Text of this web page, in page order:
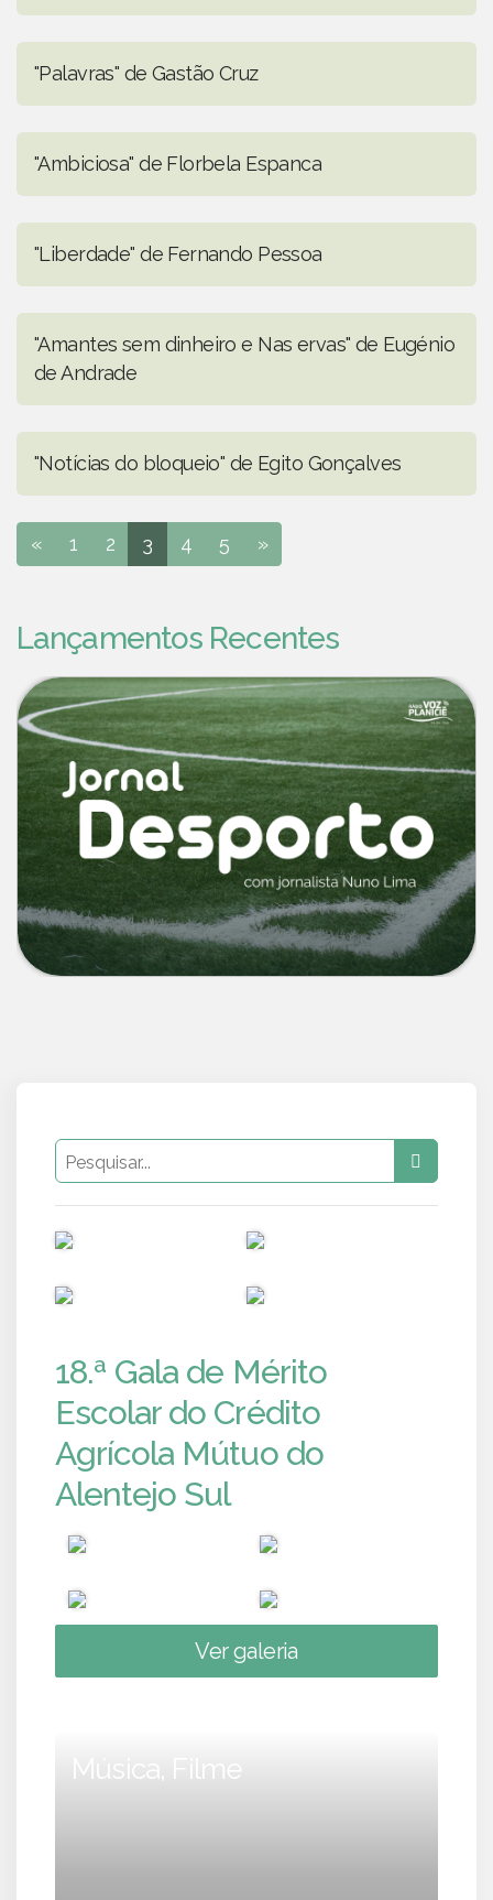
"Palavras" de Gastão Cruz
"Ambiciosa" de Florbela Espanca
"Liberdade" de Fernando Pessoa
"Amantes sem dinheiro e Nas ervas" de Eugénio
de Andrade
"Notícias do bloqueio" de Egito Gonçalves
« 1 2 3 4 5 »
Lançamentos Recentes
18.ª Gala de Mérito
Escolar do Crédito
Agrícola Mútuo do
Alentejo Sul
Ver galeria
Música, Filme